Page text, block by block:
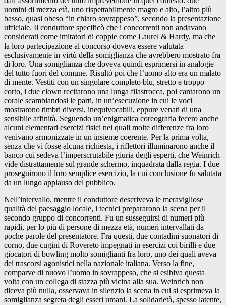
uomini di mezza età, uno rispettabilmente magro e alto, l’altro più
basso, quasi obeso “in chiaro sovrappeso”, secondo la presentazione
ufficiale. Il conduttore specificò che i concorrenti non andavano
considerati come imitatori di coppie come Laurel & Hardy, ma che
la loro partecipazione al concorso doveva essere valutata
esclusivamente in virtù della somiglianza che avrebbero mostrato fra
di loro. Una somiglianza che doveva quindi esprimersi in analogie
del tutto fuori del comune. Risultò poi che l’uomo alto era un malato
di mente. Vestiti con un singolare completo blu, stretto e troppo
corto, i due clown recitarono una lunga filastrocca, poi cantarono un
corale scambiandosi le parti, in un’esecuzione in cui le voci
mostrarono timbri diversi, inequivocabili, eppure venati di una
sensibile affinità. Seguendo un’enigmatica coreografia fecero anche
alcuni elementari esercizi fisici nei quali molte differenze fra loro
venivano armonizzate in un insieme coerente. Per la prima volta,
senza che vi fosse alcuna richiesta, i riflettori illuminarono anche il
banco cui sedeva l’imperscrutabile giuria degli esperti, che Weinrich
vide distrattamente sul grande schermo, inquadrata dalla regia. I due
proseguirono il loro semplice esercizio, la cui conclusione fu salutata
da un lungo applauso del pubblico.
Nell’intervallo, mentre il conduttore descriveva le meravigliose
qualità del paesaggio locale, i tecnici prepararono la scena per il
secondo gruppo di concorrenti. Fu un susseguirsi di numeri più
rapidi, per lo più di persone di mezza età, numeri intervallati da
poche parole del presentatore. Fra questi, due contadini suonatori di
corno, due cugini di Rovereto impegnati in esercizi coi birilli e due
giocatori di bowling molto somiglianti fra loro, uno dei quali aveva
dei trascorsi agonistici nella nazionale italiana. Verso la fine,
comparve di nuovo l’uomo in sovrappeso, che si esibiva questa
volta con un collega di stazza più vicina alla sua. Weinrich non
diceva più nulla, osservava in silenzio la scena in cui si esprimeva la
somiglianza segreta degli esseri umani. La solidarietà, spesso latente,